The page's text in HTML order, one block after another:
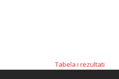
Tabela i rezultati